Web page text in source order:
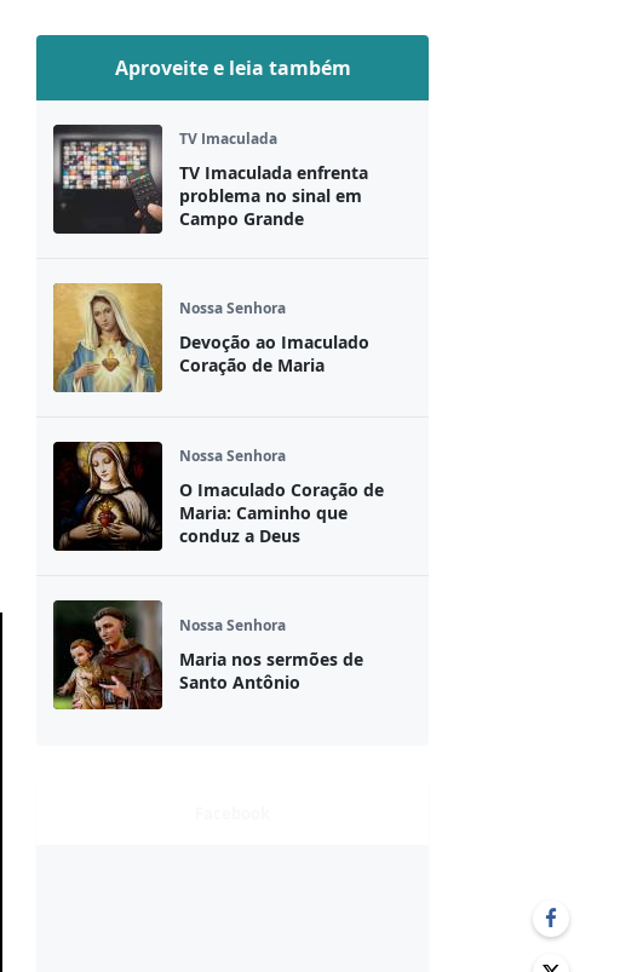
Aproveite e leia também
TV Imaculada
TV Imaculada enfrenta
problema no sinal em
Campo Grande
Nossa Senhora
Devoção ao Imaculado
Coração de Maria
Nossa Senhora
O Imaculado Coração de
Maria: Caminho que
conduz a Deus
Nossa Senhora
Maria nos sermões de
Santo Antônio